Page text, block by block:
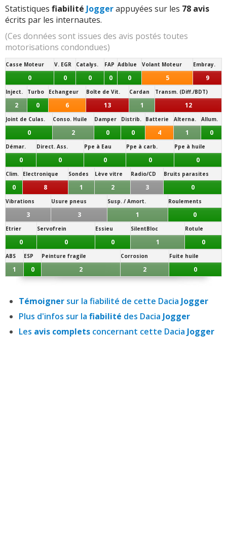
Statistiques fiabilité Joggerappuyées sur les 78 avis
écrits par les internautes.
(Ces données sont issues des avis postés toutes
motorisations condondues)
Casse Moteur V. EGR Catalys. FAP Adblue Volant Moteur Embray.
0 0 0 0 0 5 9
Inject. Turbo Echangeur Boîte de Vit. Cardan Transm. (Diff./BDT)
2 0 6 13 1 12
Joint de Culas. Conso. Huile Damper Distrib. Batterie Alterna. Allum.
0 2 0 0 4 1 0
Démar. Direct. Ass. Ppe à Eau Ppe à carb. Ppe à huile
0 0 0 0 0
Clim. Electronique Sondes Lève vitre Radio/CD Bruits parasites
0 8 1 2 3 0
Vibrations Usure pneus Susp. / Amort. Roulements
3 3 1 0
Etrier Servofrein Essieu SilentBloc Rotule
0 0 0 1 0
ABS ESP Peinture fragile Corrosion Fuite huile
1 0 2 2 0
Témoigner sur la fiabilité de cette Dacia Jogger
Plus d'infos sur la fiabilité des Dacia Jogger
Les avis complets concernant cette Dacia Jogger